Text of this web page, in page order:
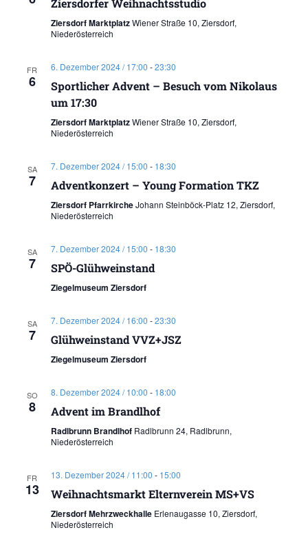
Ziersdorf MarktplatzWiener Straße 10, Ziersdorf,
Niederösterreich
FR
6
6. Dezember 2024 / 17:00 -23:30
Sportlicher Advent – Besuch vom Nikolaus
um 17:30
Ziersdorf MarktplatzWiener Straße 10, Ziersdorf,
Niederösterreich
SA
7
7. Dezember 2024 / 15:00 - 18:30
Adventkonzert – Young Formation TKZ
Ziersdorf PfarrkircheJohann Steinböck-Platz 12, Ziersdorf,
Niederösterreich
SA
7
7. Dezember 2024 / 15:00 - 18:30
SPÖ-Glühweinstand
Ziegelmuseum Ziersdorf
SA
7
7. Dezember 2024 / 16:00 -23:30
Glühweinstand VVZ+JSZ
Ziegelmuseum Ziersdorf
SO
8
8. Dezember 2024 / 10:00 - 18:00
Advent im Brandlhof
Radlbrunn Brandlhof Radlbrunn 24, Radlbrunn,
Niederösterreich
FR
13
13. Dezember 2024 / 11:00 - 15:00
Weihnachtsmarkt Elternverein MS+VS
Ziersdorf Mehrzweckhalle Erlenaugasse 10, Ziersdorf,
Niederösterreich